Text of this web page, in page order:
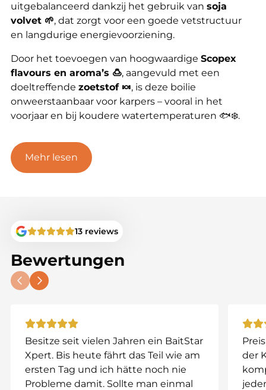
uitgebalanceerd dankzij het gebruik van soja
volvet 🌱, dat zorgt voor een goede vetstructuur
en langdurige energievoorziening.
Door het toevoegen van hoogwaardige Scopex
flavours en aroma’s 🍮, aangevuld met een
doeltreffende zoetstof 🍬, is deze boilie
onweerstaanbaar voor karpers – vooral in het
voorjaar en bij koudere watertemperaturen 🐟❄️.
Verkrijgbaar in 16 mm en 20 mm ⚖️
Verpakkingen & prijzen:
10 kg – € 70,- 💰
✅ Romige, klassieke Scopex smaak
✅ Ideaal voor instant vissessies
✅ Zeer geschikt voor koud water
Mehr lesen
13 reviews
Bewertungen
Besitze seit vielen Jahren ein BaitStar
Xpert. Bis heute fährt das Teil wie am
ersten Tag und ich hätte noch nie
Probleme damit. Sollte man einmal
der